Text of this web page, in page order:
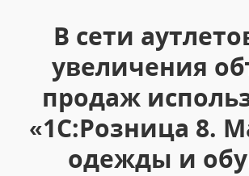
В сети
увеличения
продаж
«1С:Розница 8.
одежды и